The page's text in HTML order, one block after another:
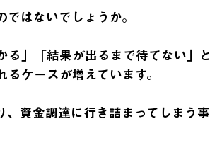
ではないでしょうか。
る」「結果が出るまで待てない」と
ケースが増えています。
、資金調達に行き詰まってしまう事